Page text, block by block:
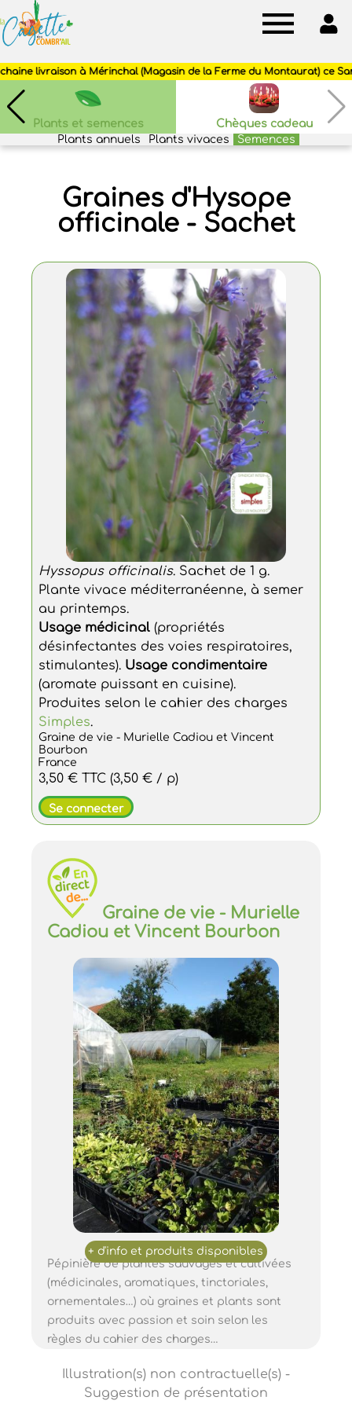
des
Combr'ail
Plants et semences
Chèques cadeau
Plants annuels
Plants vivaces Semences
Graines d'Hysope
officinale - Sachet
Hyssopus officinalis. Sachet de 1 g.
Plante vivace méditerranéenne, à semer
au printemps.
Usage médicinal (propriétés
désinfectantes des voies respiratoires,
stimulantes). Usage condimentaire
(aromate puissant en cuisine).
Produites selon le cahier des charges
Simples.
Graine de vie - Murielle Cadiou et Vincent
Bourbon
France
3,50 € TTC (3,50 € / p)
Se connecter
Graine de vie - Murielle
Cadiou et Vincent Bourbon
Pépinière de plantes sauvages et cultivées
(médicinales, aromatiques, tinctoriales,
ornementales…) où graines et plants sont
produits avec passion et soin selon les
règles du cahier des charges…